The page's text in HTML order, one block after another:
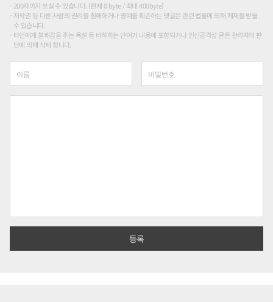
200자까지 쓰실 수 있습니다. (현재 0 byte / 최대 400byte)
저작권 등 다른 사람의 권리를 침해하거나 명예를 훼손하는 댓글은 관련 법률에 의해 제재를 받을
수 있습니다.
타인에게 불쾌감을 주는 욕설 등 비하하는 단어가 내용에 포함되거나 인신공격성 글은 관리자의 판
단에 의해 삭제 합니다.